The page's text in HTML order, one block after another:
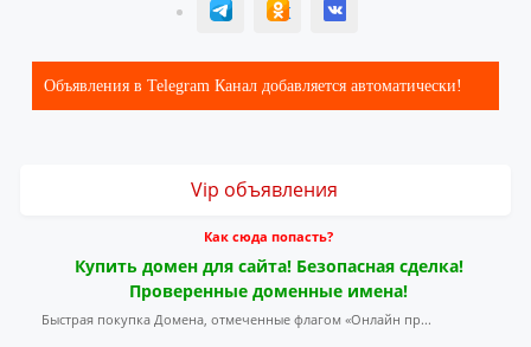
T ОК ВК
Объявления в Telegram Канал добавляется автоматически!
Vip объявления
Как сюда попасть?
Купить домен для сайта! Безопасная сделка!
Проверенные доменные имена!
Быстрая покупка Домена, отмеченные флагом «Онлайн пр...